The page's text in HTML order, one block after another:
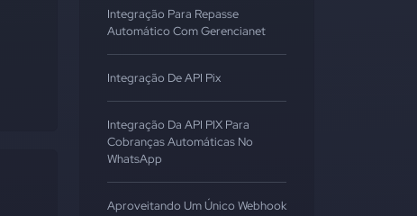
Integração Para Repasse
Automático Com Gerencianet
Integração De API Pix
Integração Da API PIX Para
Cobranças Automáticas No
WhatsApp
Aproveitando Um Único Webhook